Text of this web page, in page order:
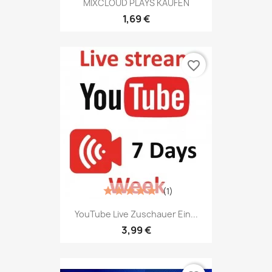
MIXCLOUD PLAYS KAUFEN
1,69 €
YouTube Live Zuschauer Ein...
3,99 €
(1)
favorite_border